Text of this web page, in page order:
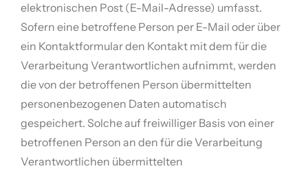
elektronischen Post (E-Mail-Adresse) umfasst.
Sofern eine betroffene Person per E-Mail oder über
ein Kontaktformular den Kontakt mit dem für die
Verarbeitung Verantwortlichen aufnimmt, werden
die von der betroffenen Person übermittelten
personenbezogenen Daten automatisch
gespeichert. Solche auf freiwilliger Basis von einer
betroffenen Person an den für die Verarbeitung
Verantwortlichen übermittelten